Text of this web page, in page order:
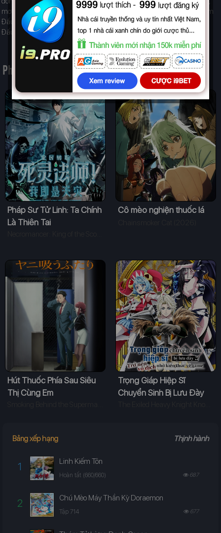
motphim, tvhay, zingtv, fptplay, luotphim, fullphim, phephim, ssphim
Đấu La Đại Lục full, Soul Land online, Đấu La Đại Lục Thuyết Minh,
Đấu La Đại Lục Vietsub, Đấu La Đại Lục Lồng Tiếng
Phim Liên Quan
Pháp Sư Tử Linh: Ta Chính
Là Thiên Tai
Cô mèo nghiện thuốc lá
Hút Thuốc Phía Sau Siêu
Thị Cùng Em
Trọng Giáp Hiệp Sĩ
Chuyển Sinh Bị Lưu Đày
Bảng xếp hạng Thịnh hành
1 Linh Kiếm Tôn
Hoàn tất (660/660) 687
2 Chú Mèo Máy Thần Kỳ Doraemon
Tập 714 677